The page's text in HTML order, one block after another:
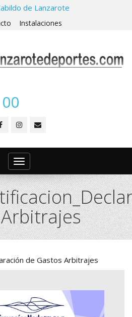
de Lanzarote
Instalaciones
Toggle
navigation
de Gastos Arbitrajes